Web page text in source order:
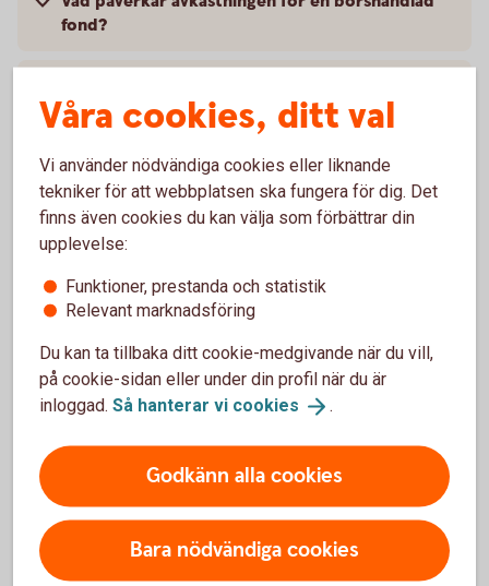
fond?
bankens erbjudande?
Går det att sälja om jag har placeringar från
andra leverantörer som inte finns med i bankens
erbjudande?
Kurser och
marknadsinformation
Logga in för att sebörskurser
Våra cookies, ditt val
Vi använder nödvändiga cookies eller liknande
tekniker för att webbplatsen ska fungera för dig. Det
finns även cookies du kan välja som förbättrar din
upplevelse:
Funktioner, prestanda och statistik
Relevant marknadsföring
Du kan ta tillbaka ditt cookie-medgivande när du vill,
på cookie-sidan eller under din profil när du är
inloggad. Så hanterar vi cookies .
Godkänn alla cookies
Bara nödvändiga cookies